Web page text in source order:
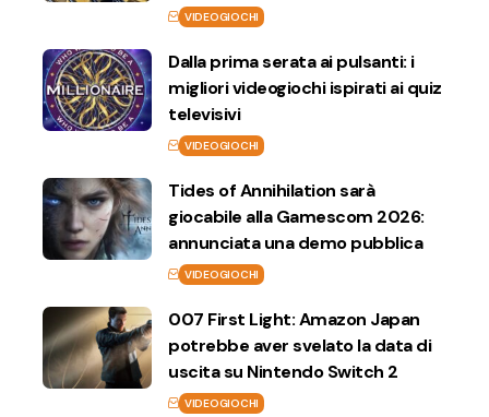
VIDEOGIOCHI
Dalla prima serata ai pulsanti: i
migliori videogiochi ispirati ai quiz
televisivi
VIDEOGIOCHI
Tides of Annihilation sarà
giocabile alla Gamescom 2026:
annunciata una demo pubblica
VIDEOGIOCHI
007 First Light: Amazon Japan
potrebbe aver svelato la data di
uscita su Nintendo Switch 2
VIDEOGIOCHI